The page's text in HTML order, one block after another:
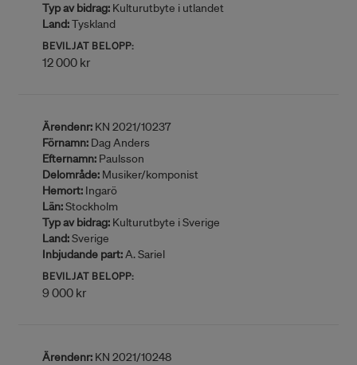
Typ av bidrag: Kulturutbyte i utlandet
Land:Tyskland
BEVILJAT BELOPP:
12 000 kr
Ärendenr: KN 2021/10237
Förnamn: Dag Anders
Efternamn: Paulsson
Delområde: Musiker/komponist
Hemort: Ingarö
Län:Stockholm
Typ av bidrag: Kulturutbyte i Sverige
Land:Sverige
Inbjudande part:A. Sariel
BEVILJAT BELOPP:
9 000 kr
Ärendenr: KN 2021/10248